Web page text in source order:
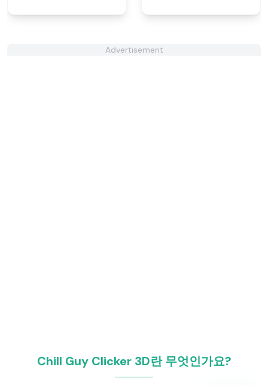
Advertisement
Chill Guy Clicker 3D란 무엇인가요?